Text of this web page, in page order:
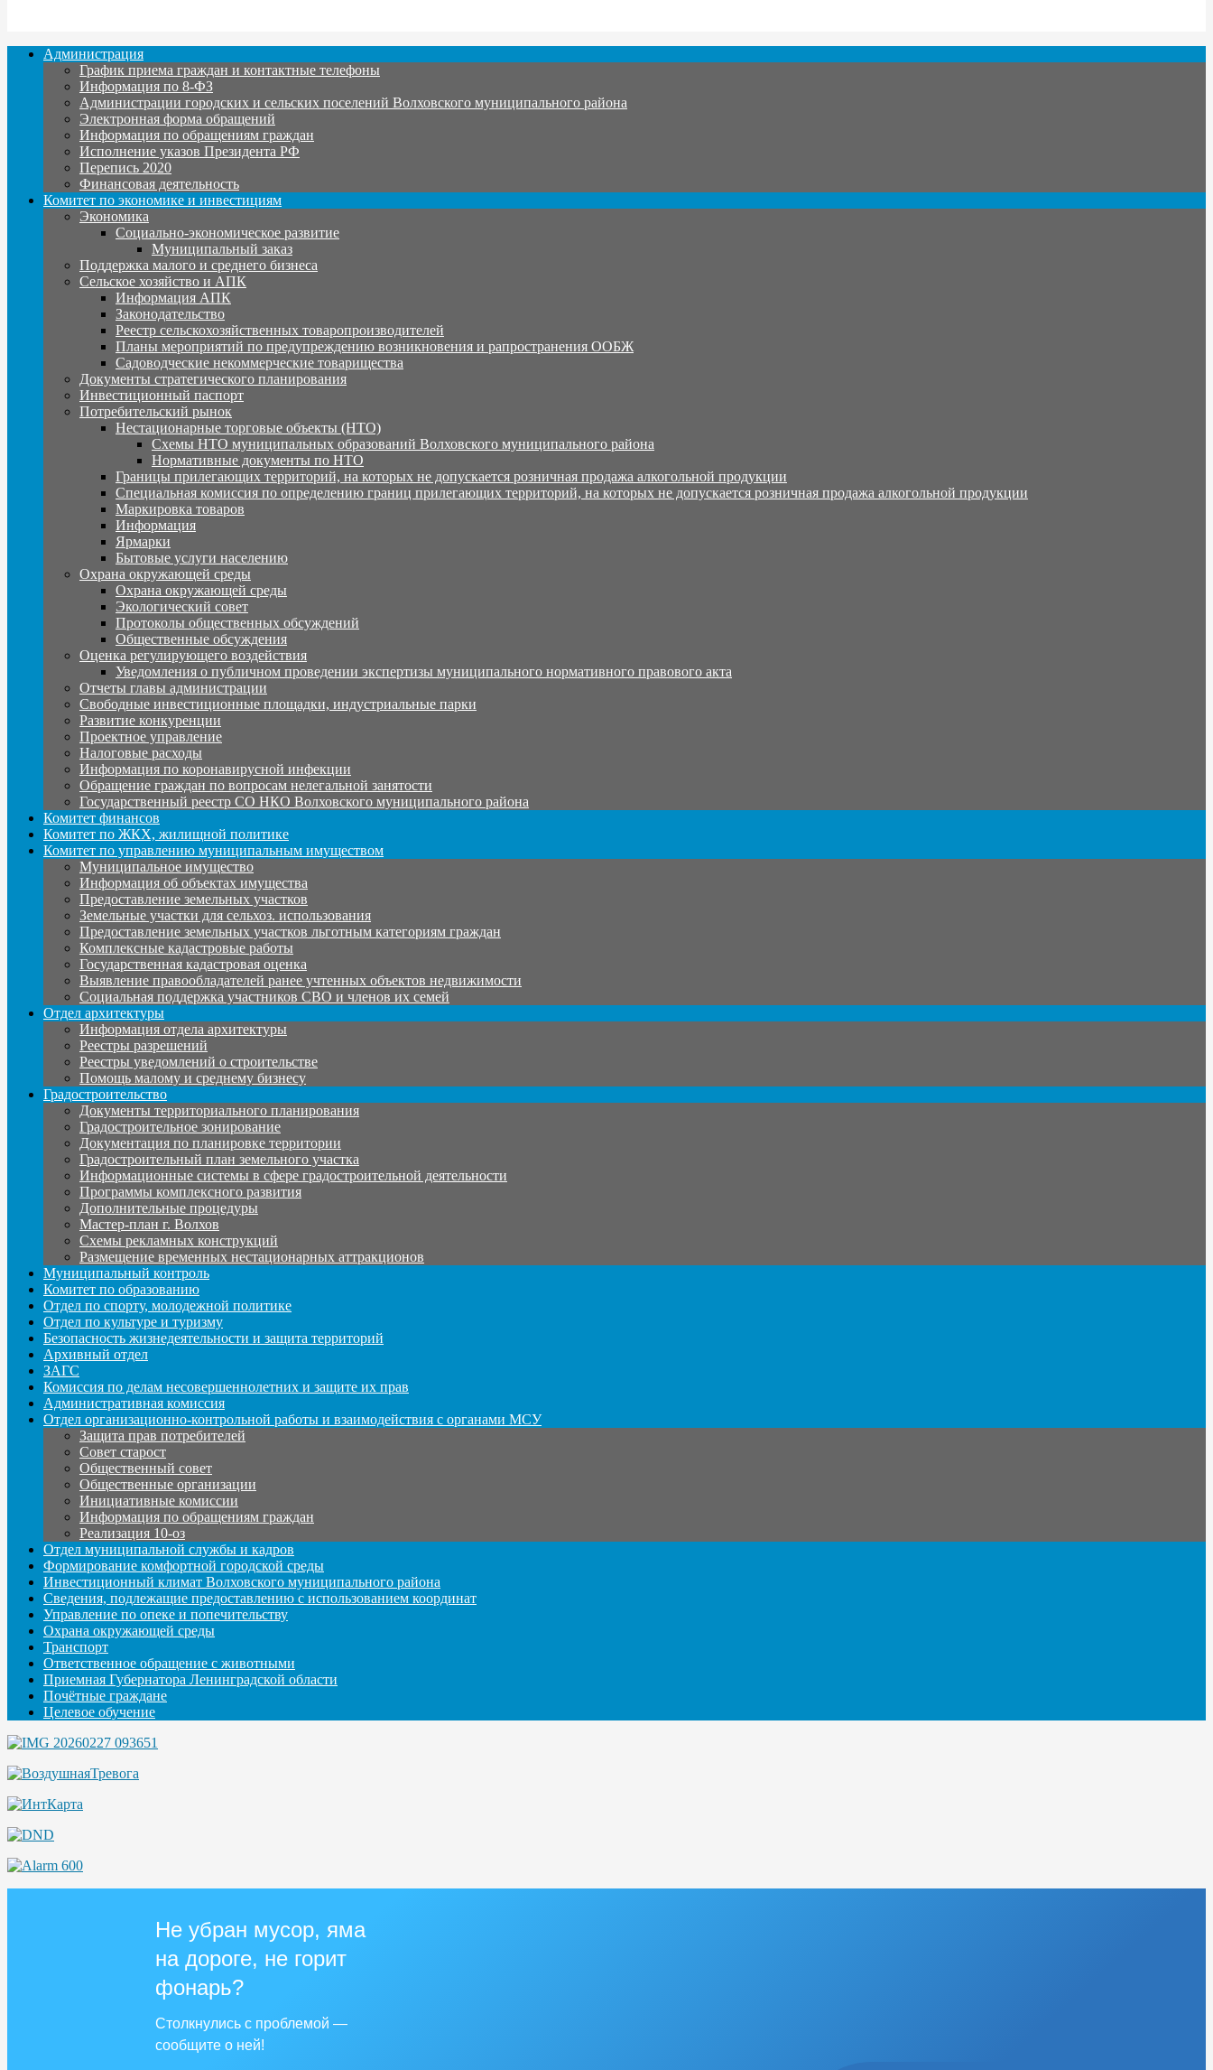
Администрация
График приема граждан и контактные телефоны
Информация по 8-ФЗ
Администрации городских и сельских поселений Волховского муниципального района
Электронная форма обращений
Информация по обращениям граждан
Исполнение указов Президента РФ
Перепись 2020
Финансовая деятельность
Комитет по экономике и инвестициям
Экономика
Социально-экономическое развитие
Муниципальный заказ
Поддержка малого и среднего бизнеса
Сельское хозяйство и АПК
Информация АПК
Законодательство
Реестр сельскохозяйственных товаропроизводителей
Планы мероприятий по предупреждению возникновения и рапространения ООБЖ
Садоводческие некоммерческие товарищества
Документы стратегического планирования
Инвестиционный паспорт
Потребительский рынок
Нестационарные торговые объекты (НТО)
Схемы НТО муниципальных образований Волховского муниципального района
Нормативные документы по НТО
Границы прилегающих территорий, на которых не допускается розничная продажа алкогольной продукции
Специальная комиссия по определению границ прилегающих территорий, на которых не допускается розничная продажа алкогольной продукции
Маркировка товаров
Информация
Ярмарки
Бытовые услуги населению
Охрана окружающей среды
Охрана окружающей среды
Экологический совет
Протоколы общественных обсуждений
Общественные обсуждения
Оценка регулирующего воздействия
Уведомления о публичном проведении экспертизы муниципального нормативного правового акта
Отчеты главы администрации
Свободные инвестиционные площадки, индустриальные парки
Развитие конкуренции
Проектное управление
Налоговые расходы
Информация по коронавирусной инфекции
Обращение граждан по вопросам нелегальной занятости
Государственный реестр СО НКО Волховского муниципального района
Комитет финансов
Комитет по ЖКХ, жилищной политике
Комитет по управлению муниципальным имуществом
Муниципальное имущество
Информация об объектах имущества
Предоставление земельных участков
Земельные участки для сельхоз. использования
Предоставление земельных участков льготным категориям граждан
Комплексные кадастровые работы
Государственная кадастровая оценка
Выявление правообладателей ранее учтенных объектов недвижимости
Социальная поддержка участников СВО и членов их семей
Отдел архитектуры
Информация отдела архитектуры
Реестры разрешений
Реестры уведомлений о строительстве
Помощь малому и среднему бизнесу
Градостроительство
Документы территориального планирования
Градостроительное зонирование
Документация по планировке территории
Градостроительный план земельного участка
Информационные системы в сфере градостроительной деятельности
Программы комплексного развития
Дополнительные процедуры
Мастер-план г. Волхов
Схемы рекламных конструкций
Размещение временных нестационарных аттракционов
Муниципальный контроль
Комитет по образованию
Отдел по спорту, молодежной политике
Отдел по культуре и туризму
Безопасность жизнедеятельности и защита территорий
Архивный отдел
ЗАГС
Комиссия по делам несовершеннолетних и защите их прав
Административная комиссия
Отдел организационно-контрольной работы и взаимодействия с органами МСУ
Защита прав потребителей
Совет старост
Общественный совет
Общественные организации
Инициативные комиссии
Информация по обращениям граждан
Реализация 10-оз
Отдел муниципальной службы и кадров
Формирование комфортной городской среды
Инвестиционный климат Волховского муниципального района
Сведения, подлежащие предоставлению с использованием координат
Управление по опеке и попечительству
Охрана окружающей среды
Транспорт
Ответственное обращение с животными
Приемная Губернатора Ленинградской области
Почётные граждане
Целевое обучение
Не убран мусор, яма
на дороге, не горит
фонарь?
Столкнулись с проблемой —
сообщите о ней!